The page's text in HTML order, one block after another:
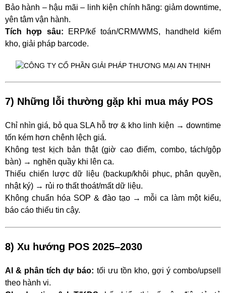
Bảo hành – hậu mãi – linh kiện chính hãng: giảm downtime,
yên tâm vận hành.
Tích hợp sâu: ERP/kế toán/CRM/WMS, handheld kiểm
kho, giải pháp barcode.
7) Những lỗi thường gặp khi mua máy POS
Chỉ nhìn giá, bỏ qua SLA hỗ trợ & kho linh kiện → downtime
tốn kém hơn chênh lệch giá.
Không test kịch bản thật (giờ cao điểm, combo, tách/gộp
bàn) → nghẽn quầy khi lên ca.
Thiếu chiến lược dữ liệu (backup/khôi phục, phân quyền,
nhật ký) → rủi ro thất thoát/mất dữ liệu.
Không chuẩn hóa SOP & đào tạo → mỗi ca làm một kiểu,
báo cáo thiếu tin cậy.
8) Xu hướng POS 2025–2030
AI & phân tích dự báo: tối ưu tồn kho, gợi ý combo/upsell
theo hành vi.